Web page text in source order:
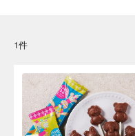
1件